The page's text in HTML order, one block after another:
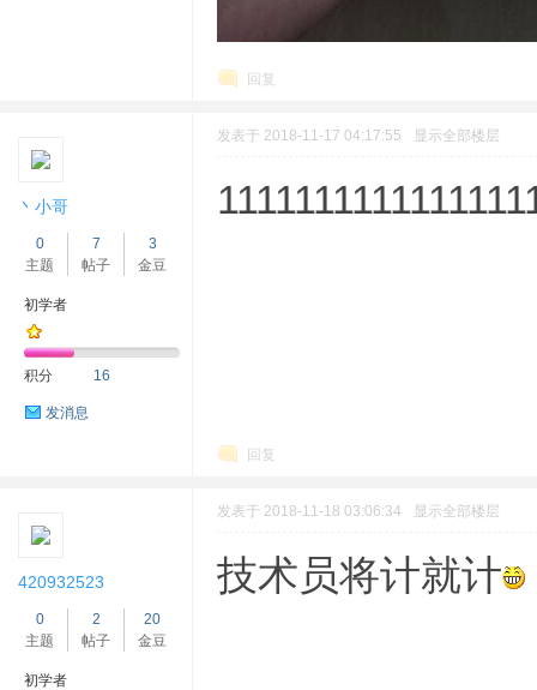
回复
丶小哥
0
主题
7
帖子
3
金豆
初学者
积分 16
发消息
发表于 2018-11-17 04:17:55 显示全部楼层
回复
420932523
0
主题
2
帖子
20
金豆
初学者
发表于 2018-11-18 03:06:34 显示全部楼层
技术员将计就计